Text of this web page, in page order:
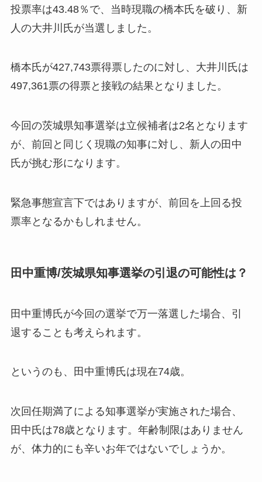
投票率は43.48％で、当時現職の橋本氏を破り、新
人の大井川氏が当選しました。
橋本氏が427,743票得票したのに対し、大井川氏は
497,361票の得票と接戦の結果となりました。
今回の茨城県知事選挙は立候補者は2名となります
が、前回と同じく現職の知事に対し、新人の田中
氏が挑む形になります。
緊急事態宣言下ではありますが、前回を上回る投
票率となるかもしれません。
田中重博/茨城県知事選挙の引退の可能性は？
田中重博氏が今回の選挙で万一落選した場合、 引
退することも考えられます。
というのも、田中重博氏は現在74歳。
次回任期満了による知事選挙が実施された場合、
田中氏は78歳となります。年齢制限はありません
が、体力的にも辛いお年ではないでしょうか。